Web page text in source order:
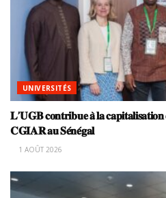
UNIVERSITÉS
𝐋’𝐔𝐆𝐁 𝐜𝐨𝐧𝐭𝐫𝐢𝐛𝐮𝐞 𝐚̀ 𝐥𝐚
𝐂𝐆𝐈𝐀𝐑 𝐚𝐮 𝐒𝐞́𝐧𝐞́𝐠𝐚𝐥
1 AOÛT 2026